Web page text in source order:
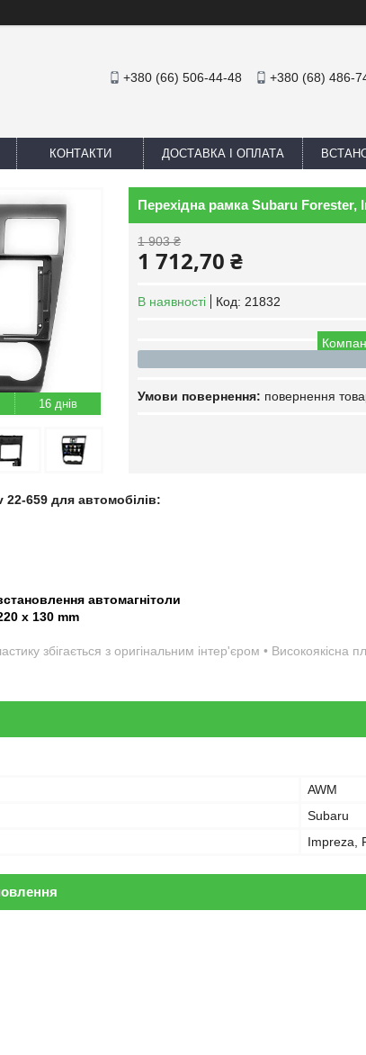
+380 (66) 506-44-48 +380 (68) 486-
КОНТАКТИ ДОСТАВКА І ОПЛАТА
16 днів
Перехідна рамка Subaru Forester,
1 903 ₴
1 712,70 ₴
В наявності Код: 21832
повернення
22-659 для автомобілів:
автомагнітоли
x 130 mm
збігається з оригінальним інтер'єром • Високоякісна
AWM
Subaru
Impreza,